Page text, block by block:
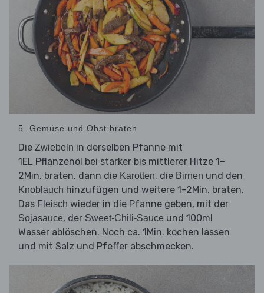
5. Gemüse und Obst braten
Die Zwiebeln in derselben Pfanne mit
1EL Pflanzenöl bei starker bis mittlerer Hitze 1–
2Min. braten, dann die Karotten, die Birnen und den
Knoblauch hinzufügen und weitere 1–2Min. braten.
Das Fleisch wieder in die Pfanne geben, mit der
Sojasauce, der Sweet-Chili-Sauce und 100ml
Wasser ablöschen. Noch ca. 1Min. kochen lassen
und mit Salz und Pfeffer abschmecken.